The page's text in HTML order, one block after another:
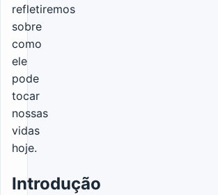
refletiremos
sobre
como
ele
pode
tocar
nossas
vidas
hoje.
Introdução